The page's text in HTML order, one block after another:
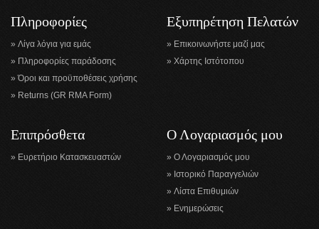
Πληροφορίες
Λίγα λόγια για εμάς
Πληροφορίες παράδοσης
Όροι και προϋποθέσεις χρήσης
Returns (GR RMA Form)
Εξυπηρέτηση Πελατών
Επικοινωνήστε μαζί μας
Χάρτης Ιστότοπου
Επιπρόσθετα
Ευρετήριο Κατασκευαστών
Ο Λογαριασμός μου
Ο Λογαριασμός μου
Ιστορικό Παραγγελιών
Λίστα Επιθυμιών
Ενημερώσεις